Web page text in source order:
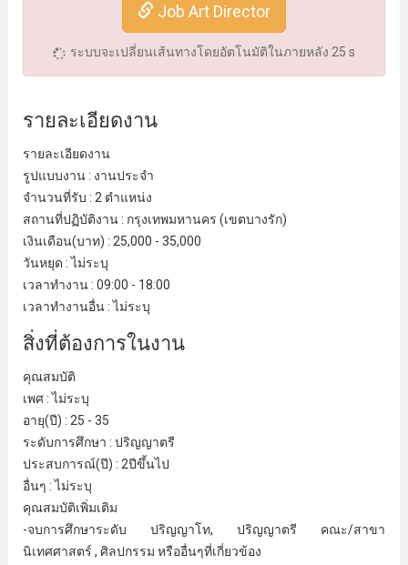
Job Art Director
ระบบจะเปลี่ยนเส้นทางโดยอัตโนมัติในภายหลัง 25 s
รายละเอียดงาน
รายละเอียดงาน
รูปแบบงาน : งานประจํา
จํานวนที่รับ : 2 ตําแหน่ง
สถานที่ปฏิบัติงาน : กรุงเทพมหานคร (เขตบางรัก)
เงินเดือน(บาท) : 25,000 - 35,000
วันหยุด : ไม่ระบุ
เวลาทํางาน : 09:00 - 18:00
เวลาทํางานอื่น : ไม่ระบุ
สิ่งที่ต้องการในงาน
คุณสมบัติ
เพศ : ไม่ระบุ
อายุ(ปี) : 25 - 35
ระดับการศึกษา : ปริญญาตรี
ประสบการณ์(ปี) : 2ปีขึ้นไป
อื่นๆ : ไม่ระบุ
คุณสมบัติเพิ่มเติม
-จบการศึกษาระดับ ปริญญาโท,ปริญญาตรี คณะ/สาขา
นิเทศศาสตร์ , ศิลปกรรม หรืออื่นๆที่เกี่ยวข้อง